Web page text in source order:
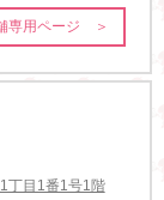
専用ページ ＞
丁目1番1号1階